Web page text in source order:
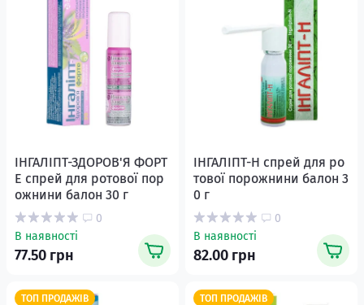
ІНГАЛІПТ-ЗДОРОВ'Я ФОРТ
Е спрей для ротової пор
ожнини балон 30 г
0
В наявності
77.50 грн
ІНГАЛІПТ-Н спрей для ро
тової порожнини балон 3
0 г
0
В наявності
82.00 грн
ТОП ПРОДАЖІВ ТОП ПРОДАЖІВ